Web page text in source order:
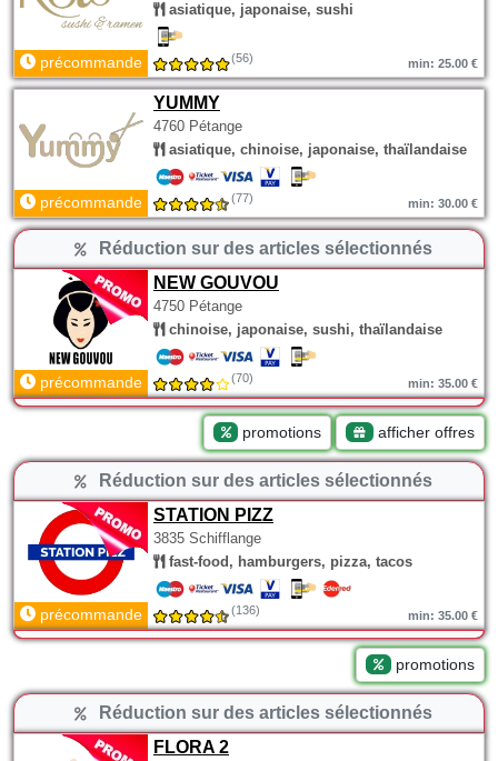
asiatique, japonaise, sushi
précommande (56) min: 25.00 €
YUMMY
4760 Pétange
asiatique, chinoise, japonaise, thaïlandaise
précommande (77) min: 30.00 €
Réduction sur des articles sélectionnés
NEW GOUVOU
4750 Pétange
chinoise, japonaise, sushi, thaïlandaise
précommande (70) min: 35.00 €
promotions afficher offres
Réduction sur des articles sélectionnés
STATION PIZZ
3835 Schifflange
fast-food, hamburgers, pizza, tacos
précommande (136) min: 35.00 €
promotions
Réduction sur des articles sélectionnés
FLORA 2